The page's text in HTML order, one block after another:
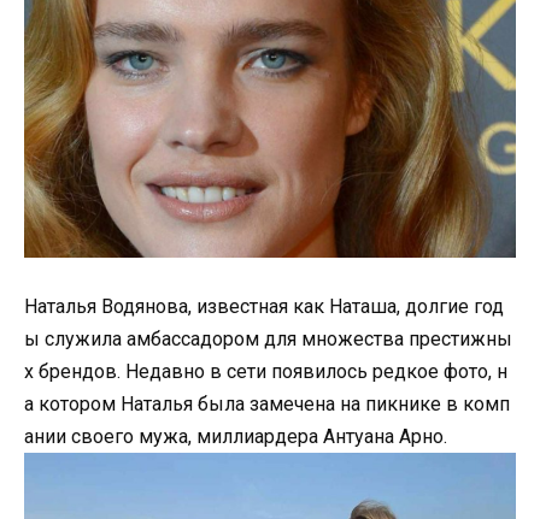
Наталья Водянова, известная как Наташа, долгие год
ы служила амбассадором для множества престижны
х брендов. Недавно в сети появилось редкое фото, н
а котором Наталья была замечена на пикнике в комп
ании своего мужа, миллиардера Антуана Арно.